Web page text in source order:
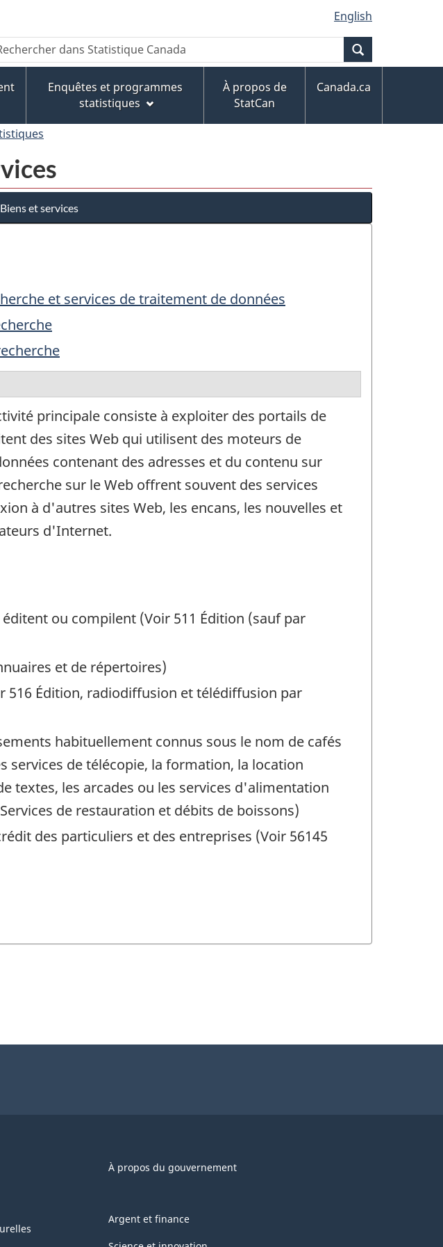
English
Enquêtes et programmes
statistiques
À propos de
StatCan
Canada.ca
et services
et services de traitement de données
principale consiste à exploiter des portails de
des sites Web qui utilisent des moteurs de
contenant des adresses et du contenu sur
sur le Web offrent souvent des services
à d'autres sites Web, les encans, les nouvelles et
d'Internet.
ou compilent (Voir 511 Édition (sauf par
et de répertoires)
Édition, radiodiffusion et télédiffusion par
habituellement connus sous le nom de cafés
de télécopie, la formation, la location
textes, les arcades ou les services d'alimentation
de restauration et débits de boissons)
des particuliers et des entreprises (Voir 56145
À propos du gouvernement
Argent et finance